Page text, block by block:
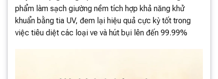
phẩm làm sạch giường nềm tích hợp khả năng khử
khuẩn bằng tia UV, đem lại hiệu quả cực kỳ tốt trong
việc tiêu diệt các loại ve và hút bụi lên đến 99.99%